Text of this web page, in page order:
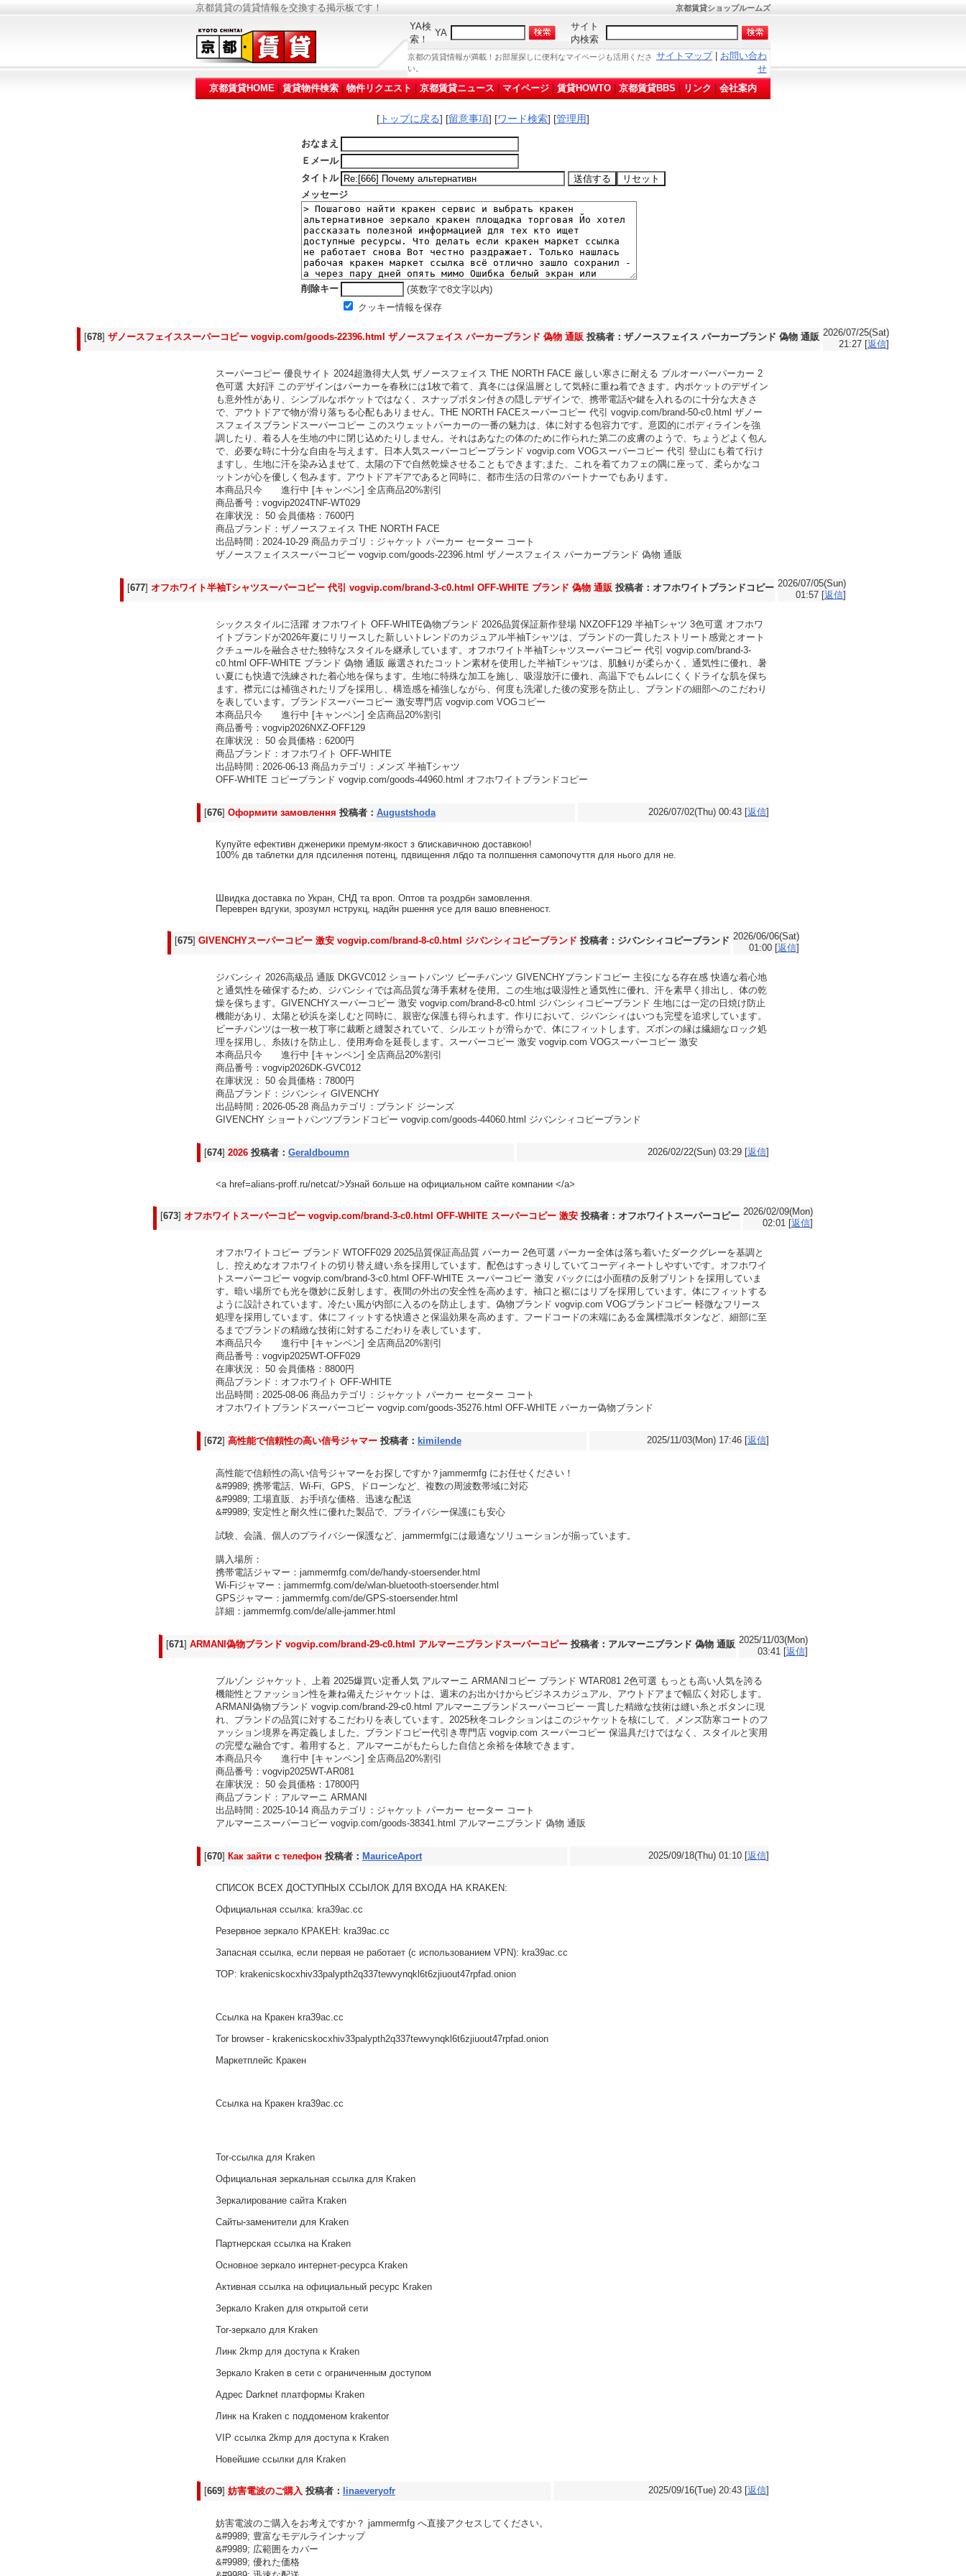
京都賃貸の賃貸情報を交換する掲示板です！ 京都賃貸ショップルームズ
YA検
索！
YA
サイト
内検索
京都の賃貸情報が満載！お部屋探しに便利なマイページも活用くださ
い。
サイトマップ| お問い合わ
せ
京都賃貸HOME
賃貸物件検索 物件リクエスト 京都賃貸ニュース マイページ 賃貸HOWTO 京都賃貸BBS リンク 会社案内
[ トップに戻る] [留意事項] [ワード検索] [管理用]
おなまえ
Ｅメール
タイトル
メッセージ
削除キー
(英数字で8文字以内)
クッキー情報を保存
[678] ザノースフェイススーパーコピー vogvip.com/goods-22396.html ザノースフェイス パーカーブランド 偽物 通販 投稿者：ザノースフェイス パーカーブランド 偽物 通販 2026/07/25(Sat)
21:27 [返信]
スーパーコピー 優良サイト 2024超激得大人気 ザノースフェイス THE NORTH FACE 厳しい寒さに耐える プルオーバーパーカー 2
色可選 大好評 このデザインはパーカーを春秋には1枚で着て、真冬には保温層として気軽に重ね着できます。内ポケットのデザイン
も意外性があり、シンプルなポケットではなく、スナップボタン付きの隠しデザインで、携帯電話や鍵を入れるのに十分な大きさ
で、アウトドアで物が滑り落ちる心配もありません。THE NORTH FACEスーパーコピー 代引 vogvip.com/brand-50-c0.html ザノー
スフェイスブランドスーパーコピー このスウェットパーカーの一番の魅力は、体に対する包容力です。意図的にボディラインを強
調したり、着る人を生地の中に閉じ込めたりしません。それはあなたの体のために作られた第二の皮膚のようで、ちょうどよく包ん
で、必要な時に十分な自由を与えます。日本人気スーパーコピーブランド vogvip.com VOGスーパーコピー 代引 登山にも着て行け
ますし、生地に汗を染み込ませて、太陽の下で自然乾燥させることもできます;また、これを着てカフェの隅に座って、柔らかなコ
ットンが心を優しく包みます。アウトドアギアであると同時に、都市生活の日常のパートナーでもあります。
本商品只今 進行中 [キャンペン] 全店商品20%割引
商品番号：vogvip2024TNF-WT029
在庫状況： 50 会員価格：7600円
商品ブランド：ザノースフェイス THE NORTH FACE
出品時間：2024-10-29 商品カテゴリ：ジャケット パーカー セーター コート
ザノースフェイススーパーコピー vogvip.com/goods-22396.html ザノースフェイス パーカーブランド 偽物 通販
[677] オフホワイト半袖Tシャツスーパーコピー 代引 vogvip.com/brand-3-c0.html OFF-WHITE ブランド 偽物 通販 投稿者：オフホワイトブランドコピー 2026/07/05(Sun)
01:57 [返信]
シックスタイルに活躍 オフホワイト OFF-WHITE偽物ブランド 2026品質保証新作登場 NXZOFF129 半袖Tシャツ 3色可選 オフホワ
イトブランドが2026年夏にリリースした新しいトレンドのカジュアル半袖Tシャツは、ブランドの一貫したストリート感覚とオート
クチュールを融合させた独特なスタイルを継承しています。オフホワイト半袖Tシャツスーパーコピー 代引 vogvip.com/brand-3-
c0.html OFF-WHITE ブランド 偽物 通販 厳選されたコットン素材を使用した半袖Tシャツは、肌触りが柔らかく、通気性に優れ、暑
い夏にも快適で洗練された着心地を保ちます。生地に特殊な加工を施し、吸湿放汗に優れ、高温下でもムレにくくドライな肌を保ち
ます。襟元には補強されたリブを採用し、構造感を補強しながら、何度も洗濯した後の変形を防止し、ブランドの細部へのこだわり
を表しています。ブランドスーパーコピー 激安専門店 vogvip.com VOGコピー
本商品只今 進行中 [キャンペン] 全店商品20%割引
商品番号：vogvip2026NXZ-OFF129
在庫状況： 50 会員価格：6200円
商品ブランド：オフホワイト OFF-WHITE
出品時間：2026-06-13 商品カテゴリ：メンズ 半袖Tシャツ
OFF-WHITE コピーブランド vogvip.com/goods-44960.html オフホワイトブランドコピー
[676] Оформити замовлення 投稿者： Augustshoda 2026/07/02(Thu) 00:43 [返信]
Купуйте ефективн дженерики премум-якост з блискавичною доставкою!
100% дв таблетки для пдсилення потенц, пдвищення лбдо та полпшення самопочуття для нього для не.
Швидка доставка по Укран, СНД та вроп. Оптов та роздрбн замовлення.
Переврен вдгуки, зрозумл нструкц, надйн ршення усе для вашо впевненост.
[675] GIVENCHYスーパーコピー 激安 vogvip.com/brand-8-c0.html ジバンシィコピーブランド 投稿者：ジバンシィコピーブランド 2026/06/06(Sat)
01:00 [返信]
ジバンシィ 2026高級品 通販 DKGVC012 ショートパンツ ビーチパンツ GIVENCHYブランドコピー 主役になる存在感 快適な着心地
と通気性を確保するため、ジバンシィでは高品質な薄手素材を使用。この生地は吸湿性と通気性に優れ、汗を素早く排出し、体の乾
燥を保ちます。GIVENCHYスーパーコピー 激安 vogvip.com/brand-8-c0.html ジバンシィコピーブランド 生地には一定の日焼け防止
機能があり、太陽と砂浜を楽しむと同時に、親密な保護も得られます。作りにおいて、ジバンシィはいつも完璧を追求しています。
ビーチパンツは一枚一枚丁寧に裁断と縫製されていて、シルエットが滑らかで、体にフィットします。ズボンの縁は繊細なロック処
理を採用し、糸抜けを防止し、使用寿命を延長します。スーパーコピー 激安 vogvip.com VOGスーパーコピー 激安
本商品只今 進行中 [キャンペン] 全店商品20%割引
商品番号：vogvip2026DK-GVC012
在庫状況： 50 会員価格：7800円
商品ブランド：ジバンシィ GIVENCHY
出品時間：2026-05-28 商品カテゴリ：ブランド ジーンズ
GIVENCHY ショートパンツブランドコピー vogvip.com/goods-44060.html ジバンシィコピーブランド
[674] 2026 投稿者： Geraldboumn 2026/02/22(Sun) 03:29 [返信]
<a href=alians-proff.ru/netcat/>Узнай больше на официальном сайте компании </a>
[673] オフホワイトスーパーコピー vogvip.com/brand-3-c0.html OFF-WHITE スーパーコピー 激安 投稿者：オフホワイトスーパーコピー 2026/02/09(Mon)
02:01 [返信]
オフホワイトコピー ブランド WTOFF029 2025品質保証高品質 パーカー 2色可選 パーカー全体は落ち着いたダークグレーを基調と
し、控えめなオフホワイトの切り替え縫い糸を採用しています。配色はすっきりしていてコーディネートしやすいです。オフホワイ
トスーパーコピー vogvip.com/brand-3-c0.html OFF-WHITE スーパーコピー 激安 バックには小面積の反射プリントを採用していま
す。暗い場所でも光を微妙に反射します。夜間の外出の安全性を高めます。袖口と裾にはリブを採用しています。体にフィットする
ように設計されています。冷たい風が内部に入るのを防止します。偽物ブランド vogvip.com VOGブランドコピー 軽微なフリース
処理を採用しています。体にフィットする快適さと保温効果を高めます。フードコードの末端にある金属標識ボタンなど、細部に至
るまでブランドの精緻な技術に対するこだわりを表しています。
本商品只今 進行中 [キャンペン] 全店商品20%割引
商品番号：vogvip2025WT-OFF029
在庫状況： 50 会員価格：8800円
商品ブランド：オフホワイト OFF-WHITE
出品時間：2025-08-06 商品カテゴリ：ジャケット パーカー セーター コート
オフホワイトブランドスーパーコピー vogvip.com/goods-35276.html OFF-WHITE パーカー偽物ブランド
[672] 高性能で信頼性の高い信号ジャマー 投稿者： kimilende 2025/11/03(Mon) 17:46 [返信]
高性能で信頼性の高い信号ジャマーをお探しですか？jammermfg にお任せください！
&#9989; 携帯電話、Wi-Fi、GPS、ドローンなど、複数の周波数帯域に対応
&#9989; 工場直販、お手頃な価格、迅速な配送
&#9989; 安定性と耐久性に優れた製品で、プライバシー保護にも安心
試験、会議、個人のプライバシー保護など、jammermfgには最適なソリューションが揃っています。
購入場所：
携帯電話ジャマー：jammermfg.com/de/handy-stoersender.html
Wi-Fiジャマー：jammermfg.com/de/wlan-bluetooth-stoersender.html
GPSジャマー：jammermfg.com/de/GPS-stoersender.html
詳細：jammermfg.com/de/alle-jammer.html
[671] ARMANI偽物ブランド vogvip.com/brand-29-c0.html アルマーニブランドスーパーコピー 投稿者：アルマーニブランド 偽物 通販 2025/11/03(Mon)
03:41 [返信]
ブルゾン ジャケット、上着 2025爆買い定番人気 アルマーニ ARMANIコピー ブランド WTAR081 2色可選 もっとも高い人気を誇る
機能性とファッション性を兼ね備えたジャケットは、週末のお出かけからビジネスカジュアル、アウトドアまで幅広く対応します。
ARMANI偽物ブランド vogvip.com/brand-29-c0.html アルマーニブランドスーパーコピー 一貫した精緻な技術は縫い糸とボタンに現
れ、ブランドの品質に対するこだわりを表しています。2025秋冬コレクションはこのジャケットを核にして、メンズ防寒コートのフ
ァッション境界を再定義しました。ブランドコピー代引き専門店 vogvip.com スーパーコピー 保温具だけではなく、スタイルと実用
の完璧な融合です。着用すると、アルマーニがもたらした自信と余裕を体験できます。
本商品只今 進行中 [キャンペン] 全店商品20%割引
商品番号：vogvip2025WT-AR081
在庫状況： 50 会員価格：17800円
商品ブランド：アルマーニ ARMANI
出品時間：2025-10-14 商品カテゴリ：ジャケット パーカー セーター コート
アルマーニスーパーコピー vogvip.com/goods-38341.html アルマーニブランド 偽物 通販
[670] Как зайти с телефон 投稿者： MauriceAport 2025/09/18(Thu) 01:10 [返信]
СПИСОК ВСЕХ ДОСТУПНЫХ ССЫЛОК ДЛЯ ВХОДА НА KRAKЕN:
Официальная ссылка: kra39ac.cc
Резервное зеркалo КРАКЕH: kra39ac.cc
Запасная ссылка, если первая не работает (с использованием VPN): kra39ac.cc
ТОР: krakenicskocxhiv33palypth2q337tewvynqkl6t6zjiuout47rpfad.onion
Ссылка на Кракен kra39ac.cc
Tor browser - krakenicskocxhiv33palypth2q337tewvynqkl6t6zjiuout47rpfad.onion
Маркетплейс Кракен
Ссылка на Кракен kra39ac.cc
Tor-ссылка для Kraken
Официальная зеркальная ссылка для Kraken
Зеркалирование сайта Kraken
Сайты-заменители для Kraken
Партнерская ссылка на Kraken
Основное зеркало интернет-ресурса Kraken
Активная ссылка на официальный ресурс Kraken
Зеркало Kraken для открытой сети
Tor-зеркало для Kraken
Линк 2kmp для доступа к Kraken
Зеркало Kraken в сети с ограниченным доступом
Адрес Darknet платформы Kraken
Линк на Kraken с поддоменом krakentor
VIP ссылка 2kmp для доступа к Kraken
Новейшие ссылки для Kraken
[669] 妨害電波のご購入 投稿者： linaeveryofr 2025/09/16(Tue) 20:43 [返信]
妨害電波のご購入をお考えですか？ jammermfg へ直接アクセスしてください。
&#9989; 豊富なモデルラインナップ
&#9989; 広範囲をカバー
&#9989; 優れた価格